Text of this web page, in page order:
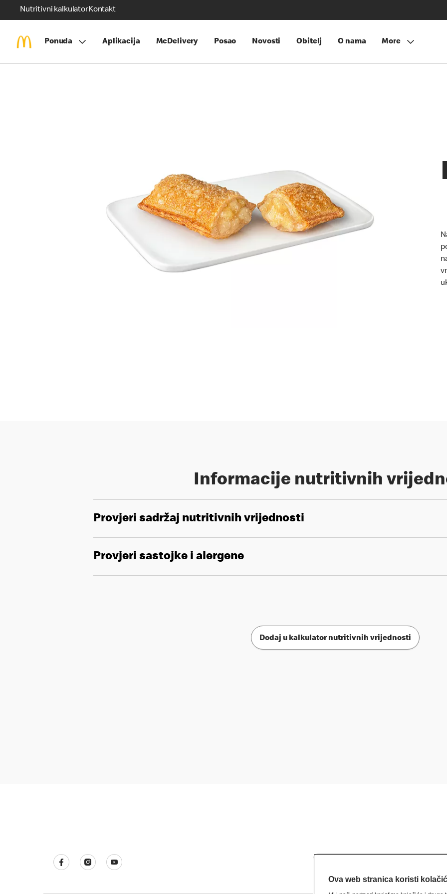
Nutritivni kalkulatorKontakt
Ponuda Aplikacija McDelivery Posao Novosti Obitelj O nama More
Informacije nutritivnih
Provjeri sadržaj nutritivnih vrijednosti
Provjeri sastojke i alergene
Dodaj u kalkulator nutritivnih vrijednosti
Ova web stranica koristi